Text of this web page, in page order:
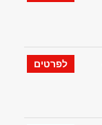
לפרטים